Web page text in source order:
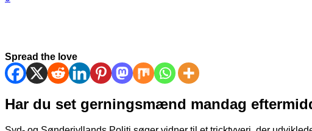
Spread the love
Har du set gerningsmænd mandag